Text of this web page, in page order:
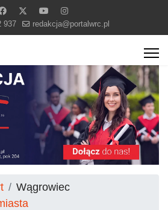
937 redakcja@portalwrc.pl
Wągrowiec